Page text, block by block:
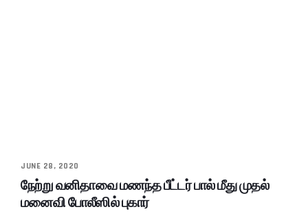
JUNE 28, 2020
நேற்று வனிதாவை மணந்த பீட்டர் பால் மீது முதல்
மனைவி போலீஸில் புகார்